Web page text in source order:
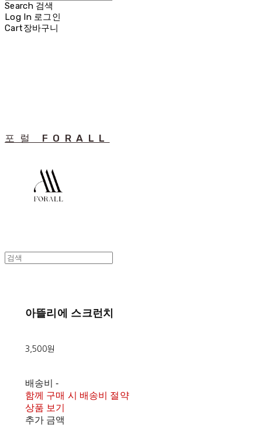
Search 검색
Log In 로그인
Cart장바구니
포럴 FORALL
아뜰리에 스크런치
3,500원
배송비-
함께 구매 시 배송비 절약
상품 보기
추가 금액